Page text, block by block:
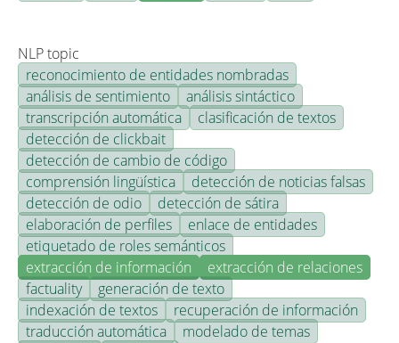
NLP topic
reconocimiento de entidades nombradas
análisis de sentimiento
análisis sintáctico
transcripción automática
clasificación de textos
detección de clickbait
detección de cambio de código
comprensión lingüística
detección de noticias falsas
detección de odio
detección de sátira
elaboración de perfiles
enlace de entidades
etiquetado de roles semánticos
extracción de información
extracción de relaciones
factuality
generación de texto
indexación de textos
recuperación de información
traducción automática
modelado de temas